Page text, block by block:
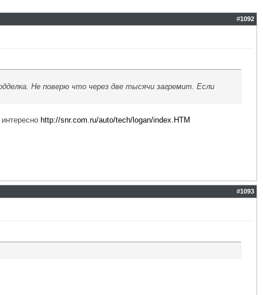
#1092
Не поверю что через две тысячи загремит. Если
http://snr.com.ru/auto/tech/logan/index.HTM
#1093